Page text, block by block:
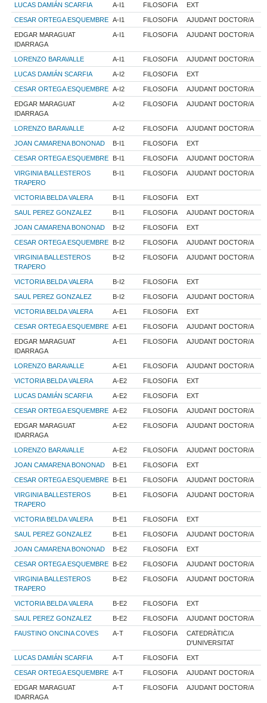
LUCAS DAMIÁN SCARFIA
A-I1 FILOSOFIA EXT
CESAR ORTEGA ESQUEMBRE A-I1 FILOSOFIA AJUDANT DOCTOR/A
EDGAR MARAGUAT
IDARRAGA
A-I1 FILOSOFIA AJUDANT DOCTOR/A
LORENZO BARAVALLE A-I1 FILOSOFIA AJUDANT DOCTOR/A
LUCAS DAMIÁN SCARFIA A-I2 FILOSOFIA EXT
CESAR ORTEGA ESQUEMBRE A-I2 FILOSOFIA AJUDANT DOCTOR/A
EDGAR MARAGUAT
IDARRAGA
A-I2 FILOSOFIA AJUDANT DOCTOR/A
LORENZO BARAVALLE A-I2 FILOSOFIA AJUDANT DOCTOR/A
JOAN CAMARENA BONONAD B-I1 FILOSOFIA EXT
CESAR ORTEGA ESQUEMBRE B-I1 FILOSOFIA AJUDANT DOCTOR/A
VIRGINIA BALLESTEROS
TRAPERO
B-I1 FILOSOFIA AJUDANT DOCTOR/A
VICTORIA BELDA VALERA B-I1 FILOSOFIA EXT
SAUL PEREZ GONZALEZ B-I1 FILOSOFIA AJUDANT DOCTOR/A
JOAN CAMARENA BONONAD B-I2 FILOSOFIA EXT
CESAR ORTEGA ESQUEMBRE B-I2 FILOSOFIA AJUDANT DOCTOR/A
VIRGINIA BALLESTEROS
TRAPERO
B-I2 FILOSOFIA AJUDANT DOCTOR/A
VICTORIA BELDA VALERA B-I2 FILOSOFIA EXT
SAUL PEREZ GONZALEZ B-I2 FILOSOFIA AJUDANT DOCTOR/A
VICTORIA BELDA VALERA A-E1 FILOSOFIA EXT
CESAR ORTEGA ESQUEMBRE A-E1 FILOSOFIA AJUDANT DOCTOR/A
EDGAR MARAGUAT
IDARRAGA
A-E1 FILOSOFIA AJUDANT DOCTOR/A
LORENZO BARAVALLE A-E1 FILOSOFIA AJUDANT DOCTOR/A
VICTORIA BELDA VALERA A-E2 FILOSOFIA EXT
LUCAS DAMIÁN SCARFIA A-E2 FILOSOFIA EXT
CESAR ORTEGA ESQUEMBRE A-E2 FILOSOFIA AJUDANT DOCTOR/A
EDGAR MARAGUAT
IDARRAGA
A-E2 FILOSOFIA AJUDANT DOCTOR/A
LORENZO BARAVALLE A-E2 FILOSOFIA AJUDANT DOCTOR/A
JOAN CAMARENA BONONAD B-E1 FILOSOFIA EXT
CESAR ORTEGA ESQUEMBRE B-E1 FILOSOFIA AJUDANT DOCTOR/A
VIRGINIA BALLESTEROS
TRAPERO
B-E1 FILOSOFIA AJUDANT DOCTOR/A
VICTORIA BELDA VALERA B-E1 FILOSOFIA EXT
SAUL PEREZ GONZALEZ B-E1 FILOSOFIA AJUDANT DOCTOR/A
JOAN CAMARENA BONONAD B-E2 FILOSOFIA EXT
CESAR ORTEGA ESQUEMBRE B-E2 FILOSOFIA AJUDANT DOCTOR/A
VIRGINIA BALLESTEROS
TRAPERO
B-E2 FILOSOFIA AJUDANT DOCTOR/A
VICTORIA BELDA VALERA B-E2 FILOSOFIA EXT
SAUL PEREZ GONZALEZ B-E2 FILOSOFIA AJUDANT DOCTOR/A
FAUSTINO ONCINA COVES A-T FILOSOFIA
CATEDRÀTIC/A
D'UNIVERSITAT
LUCAS DAMIÁN SCARFIA A-T FILOSOFIA EXT
CESAR ORTEGA ESQUEMBRE A-T FILOSOFIA AJUDANT DOCTOR/A
EDGAR MARAGUAT
IDARRAGA
A-T FILOSOFIA AJUDANT DOCTOR/A